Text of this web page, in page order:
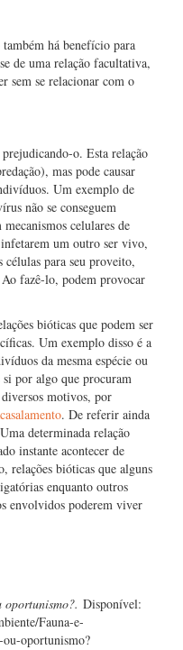
há benefício para
de uma relação facultativa,
sem se relacionar com o
o. Esta relação
mas pode causar
Um exemplo de
não se conseguem
celulares de
um outro ser vivo,
células para seu proveito,
fazê-lo, podem provocar
bióticas que podem ser
Um exemplo disso é a
da mesma espécie ou
si por algo que procuram
motivos, por
. De referir ainda
determinada relação
instante acontecer de
relações bióticas que alguns
enquanto outros
envolvidos poderem viver
Disponível:
Fauna-e-
oportunismo?